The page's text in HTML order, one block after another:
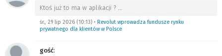
Ktoś już to ma w aplikacji ? …
śr., 29 lip 2026 (10:13) • Revolut wprowadza fundusze rynku
prywatnego dla klientów w Polsce
gość: